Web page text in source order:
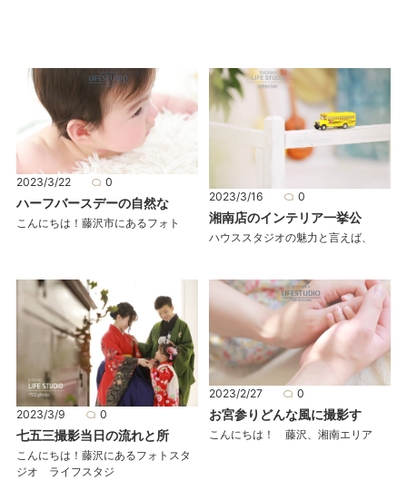
2023/3/22 0
ハーフバースデーの自然な
こんにちは！藤沢市にあるフォト
2023/3/16 0
湘南店のインテリア一挙公
ハウススタジオの魅力と言えば、
2023/3/9 0
七五三撮影当日の流れと所
こんにちは！藤沢にあるフォトスタ
ジオ ライフスタジ
2023/2/27 0
お宮参りどんな風に撮影す
こんにちは！ 藤沢、湘南エリア